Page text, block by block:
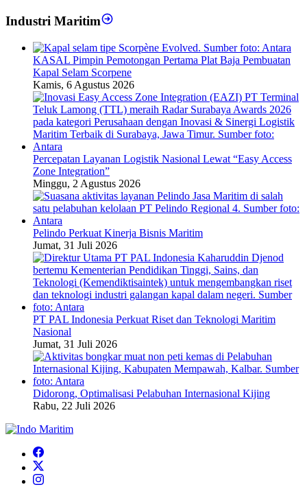
Industri Maritim
KASAL Pimpin Pemotongan Pertama Plat Baja Pembuatan
Kapal Selam Scorpene
Kamis, 6 Agustus 2026
Percepatan Layanan Logistik Nasional Lewat “Easy Access
Zone Integration”
Minggu, 2 Agustus 2026
Pelindo Perkuat Kinerja Bisnis Maritim
Jumat, 31 Juli 2026
PT PAL Indonesia Perkuat Riset dan Teknologi Maritim
Nasional
Jumat, 31 Juli 2026
Didorong, Optimalisasi Pelabuhan Internasional Kijing
Rabu, 22 Juli 2026